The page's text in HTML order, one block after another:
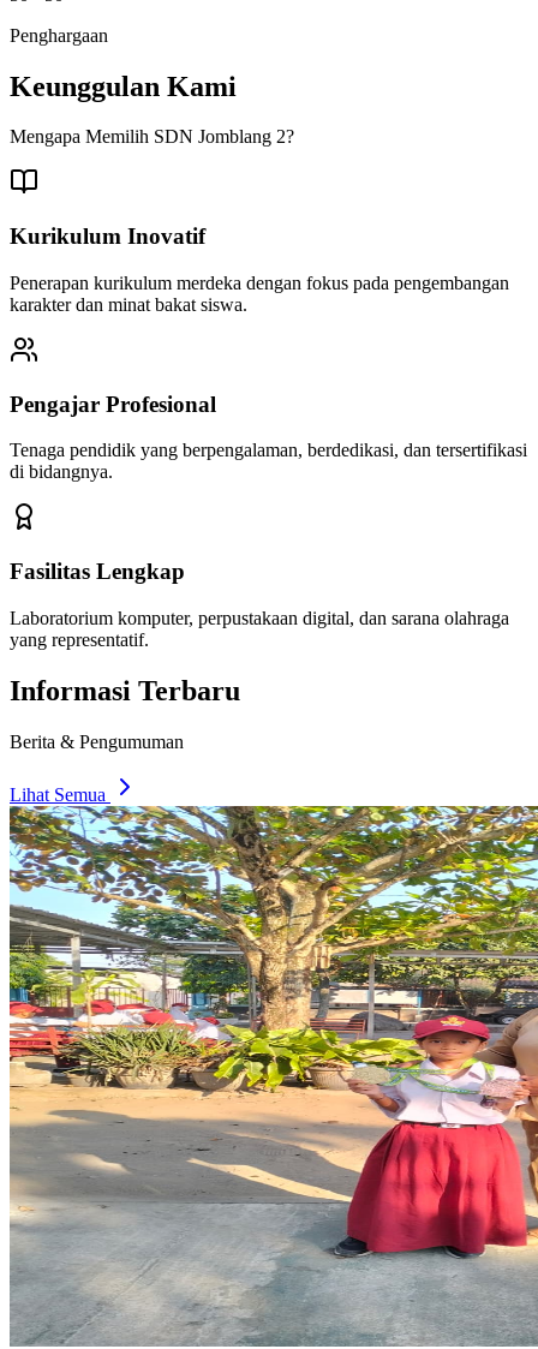
Penghargaan
Keunggulan Kami
Mengapa Memilih SDN Jomblang 2?
Kurikulum Inovatif
Penerapan kurikulum merdeka dengan fokus pada pengembangan
karakter dan minat bakat siswa.
Pengajar Profesional
Tenaga pendidik yang berpengalaman, berdedikasi, dan tersertifikasi
di bidangnya.
Fasilitas Lengkap
Laboratorium komputer, perpustakaan digital, dan sarana olahraga
yang representatif.
Informasi Terbaru
Berita & Pengumuman
Lihat Semua